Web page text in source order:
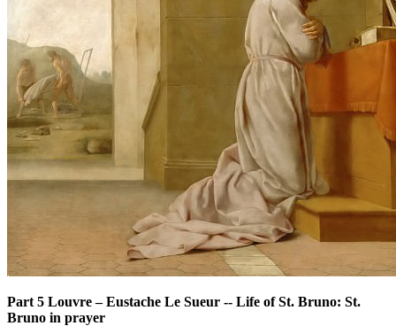
Part 5 Louvre–Eustache Le Sueur -- Life of St. Bruno: St.
Bruno in prayer